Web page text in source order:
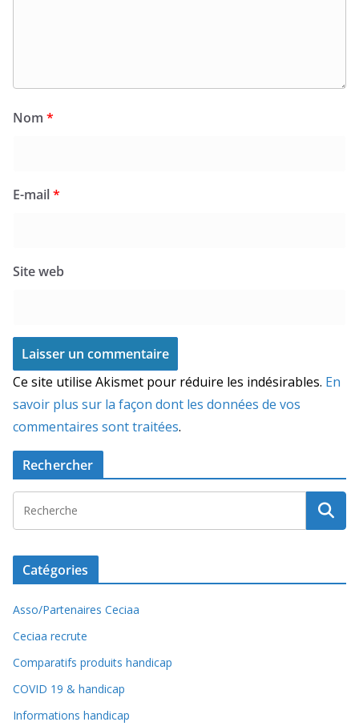
Nom *
E-mail*
Site web
Ce site utilise Akismet pour réduire les indésirables. En
savoir plus sur la façon dont les données de vos
commentaires sont traitées.
Rechercher
Catégories
Asso/Partenaires Ceciaa
Ceciaa recrute
Comparatifs produits handicap
COVID 19 & handicap
Informations handicap